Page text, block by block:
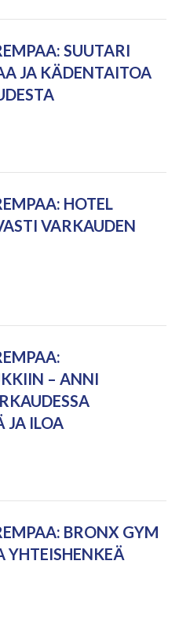
SUUTARI
JA KÄDENTAITOA
HOTEL
VARKAUDEN
– ANNI
JA ILOA
BRONX GYM
YHTEISHENKEÄ